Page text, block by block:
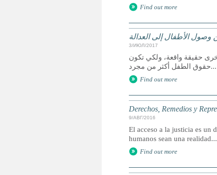
Find out more
وصول الأطفال إلى العدالة
3/ИЮЛ/2017
حقيقة واقعة، ولكي تكون
حقوق الطفل أكثر من مجرد...
Find out more
Derechos, Remedios y
9/АВГ/2016
El acceso a la justicia es un
humanos sean una realidad...
Find out more